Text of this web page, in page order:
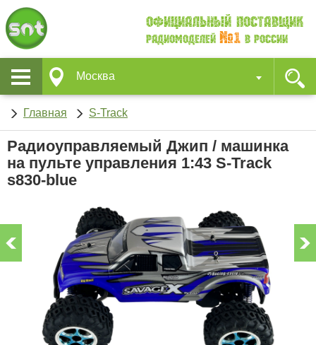
Официальный поставщик
Радиомоделей №1 в России
Москва
Главная S-Track
Радиоуправляемый Джип / машинка
на пульте управления 1:43 S-Track
s830-blue